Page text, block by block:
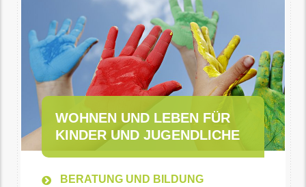
WOHNEN UND LEBEN FÜR
KINDER UND JUGENDLICHE
BERATUNG UND BILDUNG